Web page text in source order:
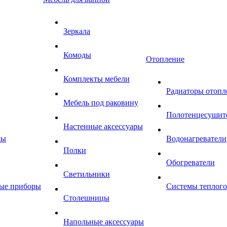
приборы
Зеркала
Комоды
Комплекты мебели
Мебель под раковину
Настенные аксессуары
Полки
Светильники
Столешницы
Напольные аксессуары
Отопление
Радиаторы
Водонагреватели
Обогреватели
Системы